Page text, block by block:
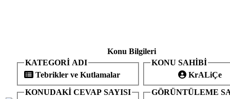
Konu Bilgileri
KATEGORİ ADI
Tebrikler ve Kutlamalar
KONU SAHİBİ
KrALiÇe
KONUDAKİ CEVAP SAYISI
GÖRÜNTÜLEME